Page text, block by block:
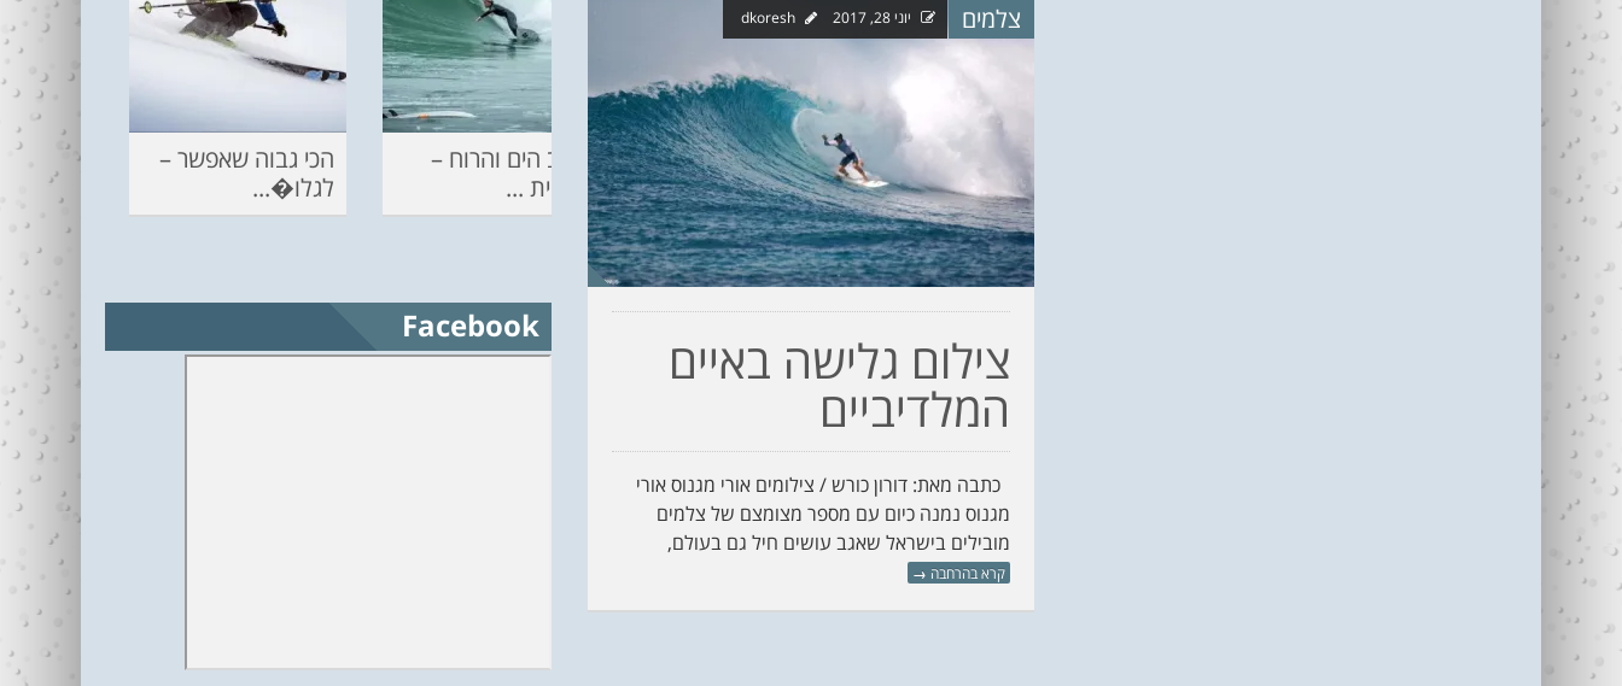
צלמים יוני 28, 2017 dkoresh
צילום גלישה באיים
המלדיביים
כתבה מאת: דורון כורש / צילומים אורי מגנוס אורי
מגנוס נמנה כיום עם מספר מצומצם של צלמים
מובילים בישראל שאגב עושים חיל גם בעולם,
קרא בהרחבה →
2006)
ההכנות – EILAT
ECO SUP TOUR
KITESURF
ASHDOD 2019
WINTER
CHALLENGE
מצב הים והרוח –
תחזית ...
הכי גבוה שאפשר –
לגלו�...
Facebook